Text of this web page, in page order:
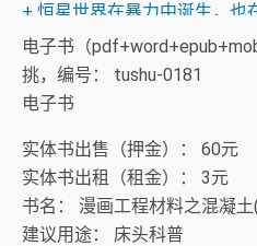
+ 恒星世界在暴力中诞生，也
如何运行》
电子书（
挑，编号： tushu-0181
电子书
实体书出售（押金）： 60元
实体书出租（租金）： 3元
书名： 漫画工程材料之混凝
建议用途： 床头科普